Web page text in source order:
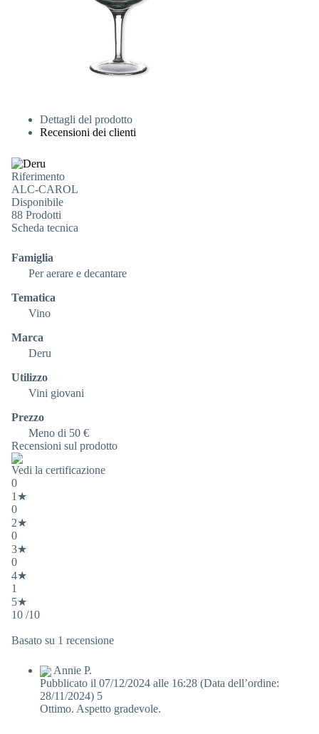
Dettagli del prodotto
Recensioni dei clienti
Riferimento
ALC-CAROL
Disponibile
88 Prodotti
Scheda tecnica
Famiglia
Per aerare e decantare
Tematica
Vino
Marca
Deru
Utilizzo
Vini giovani
Prezzo
Meno di 50 €
Recensioni sul prodotto
Vedi la certificazione
0
1★
0
2★
0
3★
0
4★
1
5★
10 /10
Basato su 1 recensione
Annie P.
Pubblicato il 07/12/2024 alle 16:28 (Data dell’ordine:
28/11/2024) 5
Ottimo. Aspetto gradevole.